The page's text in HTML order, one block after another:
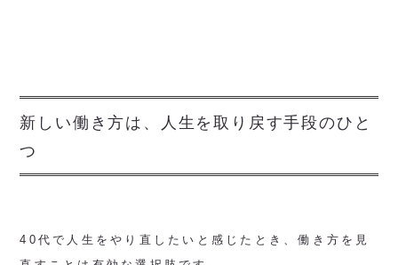
新しい働き方は、人生を取り戻す手段のひと
つ
40代で人生をやり直したいと感じたとき、働き方を見